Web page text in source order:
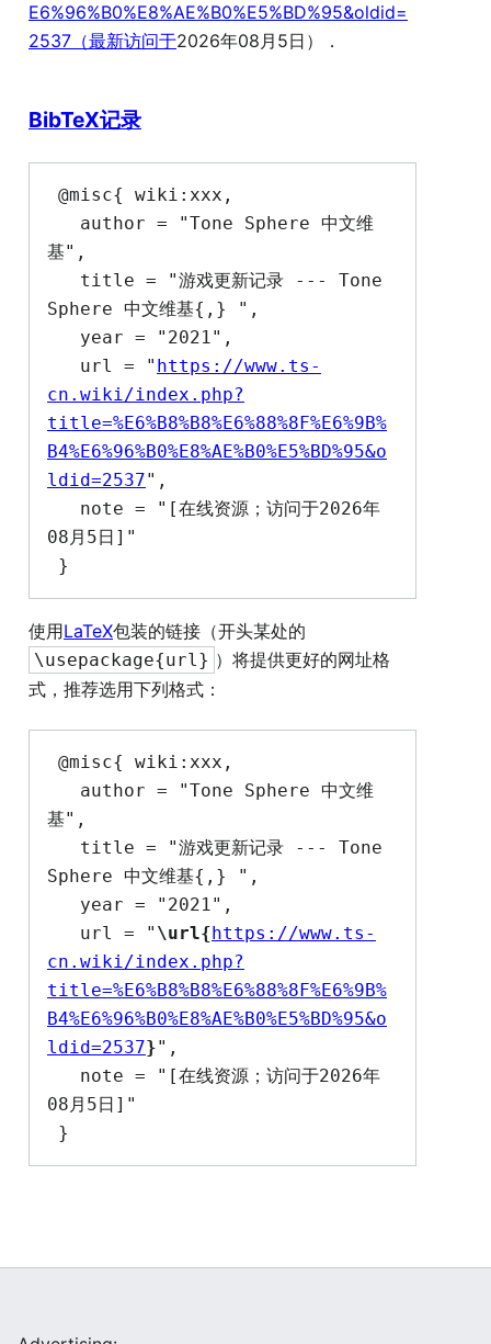
E6%96%B0%E8%AE%B0%E5%BD%95&oldid=
2537（最新访问于2026年08月5日）．
BibTeX记录
基",
Sphere 中文维基{,} ",
   url = "
https://www.ts-
cn.wiki/index.php?
title=%E6%B8%B8%E6%88%8F%E6%9B%
B4%E6%96%B0%E8%AE%B0%E5%BD%95&o
ldid=2537",
08月5日]"
使用LaTeX包装的链接（开头某处的
\usepackage{url} ）将提供更好的网址格
式，推荐选用下列格式：
基",
Sphere 中文维基{,} ",
   url = "
\url{https://www.ts-
cn.wiki/index.php?
title=%E6%B8%B8%E6%88%8F%E6%9B%
B4%E6%96%B0%E8%AE%B0%E5%BD%95&o
ldid=2537}",
08月5日]"